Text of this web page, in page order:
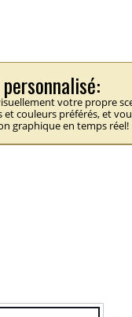
votre propre
couleurs préférés, et
graphique en temps réel!